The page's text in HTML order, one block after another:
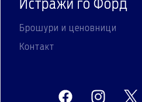
Истражи го Форд
Брошури и ценовници
Контакт